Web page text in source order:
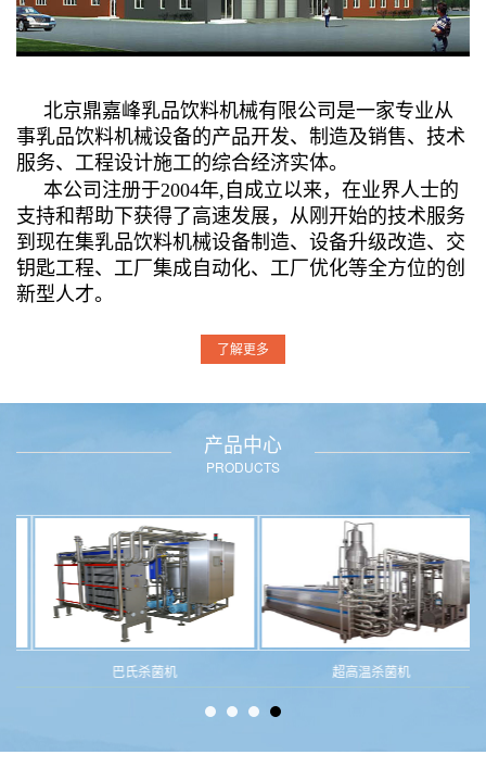
北京鼎嘉峰乳品饮料机械有限公司是一家专业从
事乳品饮料机械设备的产品开发、制造及销售、技术
服务、工程设计施工的综合经济实体。
本公司注册于2004年,自成立以来，在业界人士的
支持和帮助下获得了高速发展，从刚开始的技术服务
到现在集乳品饮料机械设备制造、设备升级改造、交
钥匙工程、工厂集成自动化、工厂优化等全方位的创
新型人才。
了解更多
产品中心
PRODUCTS
巴氏杀菌机 超高温杀菌机